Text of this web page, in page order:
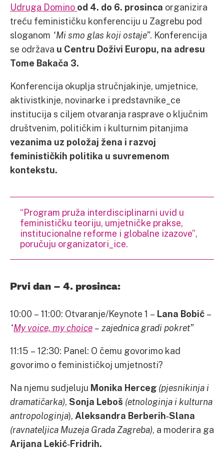
Udruga Domino od 4. do 6. prosinca organizira
treću feminističku konferenciju u Zagrebu pod
sloganom “Mi smo glas koji ostaje”. Konferencija
se održava u Centru Doživi Europu, na adresu
Tome Bakača 3.
Konferencija okuplja stručnjakinje, umjetnice,
aktivistkinje, novinarke i predstavnike_ce
institucija s ciljem otvaranja rasprave o ključnim
društvenim, političkim i kulturnim pitanjima
vezanima uz položaj žena i razvoj
feminističkih politika u suvremenom
kontekstu.
“Program pruža interdisciplinarni uvid u
feminističku teoriju, umjetničke prakse,
institucionalne reforme i globalne izazove”,
poručuju organizatori_ice.
Prvi dan – 4. prosinca:
10:00 – 11:00: Otvaranje/Keynote 1 – Lana Bobić –
“My voice, my choice – zajednica gradi pokret”
11:15 – 12:30: Panel: O čemu govorimo kad
govorimo o feminističkoj umjetnosti?
Na njemu sudjeluju Monika Herceg (pjesnikinja i
dramatičarka), Sonja Leboš (etnologinja i kulturna
antropologinja), Aleksandra Berberih‐Slana
(ravnateljica Muzeja Grada Zagreba), a moderira ga
Arijana Lekić‐Fridrih.